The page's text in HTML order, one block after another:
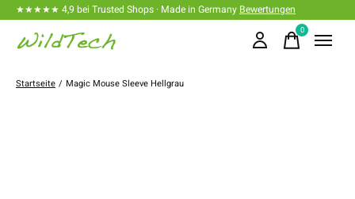
★★★★★ 4,9 bei Trusted Shops · Made in Germany Bewertungen
0items
Startseite / Magic Mouse Sleeve Hellgrau